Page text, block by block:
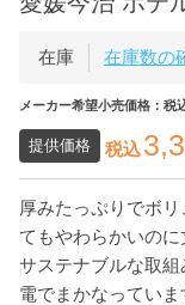
在庫 在庫数の
メーカー希望小売価格：税
提供価格 税込
厚みたっぷりでボ
てもやわらかいの
サステナブルな取
電でまかなっていま